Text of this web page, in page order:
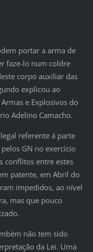
portar a arma de
faze-lo num coldre
corpo auxiliar das
explicou ao
e Explosivos do
Adelino Camacho.
referente á parte
GN no exercício
conflitos entre estes
patente, em Abril do
impedidos, ao nível
mas que pouco
não tem sido
da Lei. Uma